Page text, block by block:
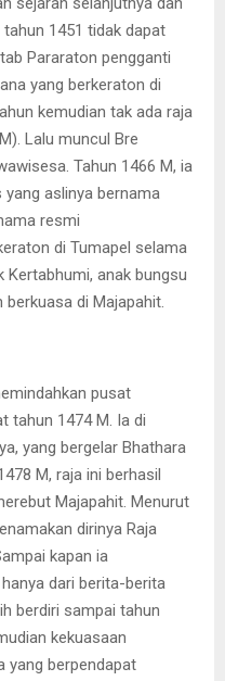
1451 tidak dapat
Pararaton pengganti
yang berkeraton di
kemudian tak ada raja
Lalu muncul Bre
Tahun 1466 M, ia
aslinya bernama
resmi
di Tumapel selama
Kertabhumi, anak bungsu
berkuasa di Majapahit.
pusat
tahun 1474 M. Ia di
yang bergelar Bhathara
M, raja ini berhasil
Majapahit. Menurut
dirinya Raja
kapan ia
dari berita-berita
berdiri sampai tahun
kekuasaan
yang berpendapat